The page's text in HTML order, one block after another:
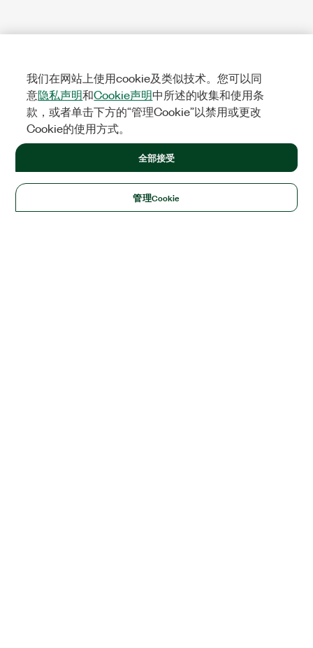
我们在网站上使用cookie及类似技术。您可以同
意隐私声明和Cookie声明中所述的收集和使用条
款，或者单击下方的“管理Cookie”以禁用或更改
Cookie的使用方式。
管理Cookie
全部接受